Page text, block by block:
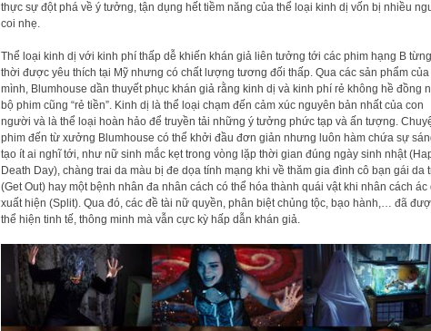
thực sự đột phá về ý tưởng, tận dụng hết tiềm năng của thể loại kinh dị vốn bị nhiều
coi nhẹ.
Thể loại kinh dị với kinh phí thấp dễ khiến khán giả liên tưởng tới các phim hạng B
thời được yêu thích tại Mỹ nhưng có chất lượng tương đối thấp. Qua các sản phẩm của
mình, Blumhouse dần thuyết phục khán giả rằng kinh dị và kinh phí rẻ không hề đồng
bộ phim cũng “rẻ tiền”. Kinh dị là thể loại chạm đến cảm xúc nguyên bản nhất của con
người và là thể loại hoàn hảo để truyền tải những ý tưởng phức tạp và ấn tượng.
phim đến từ xưởng Blumhouse có thể khởi đầu đơn giản nhưng luôn hàm chứa sự
tạo ít ai nghĩ tới, như nữ sinh mắc kẹt trong vòng lặp thời gian đúng ngày sinh nhật
Death Day), chàng trai da màu bị đe dọa tính mạng khi về thăm gia đình cô bạn gái da
(Get Out) hay một bệnh nhân đa nhân cách có thể hóa thành quái vật khi nhân cách ác
xuất hiện (Split). Qua đó, các đề tài nữ quyền, phân biệt chủng tộc, bạo hành,… đã
thể hiện tinh tế, thông minh mà vẫn cực kỳ hấp dẫn khán giả.